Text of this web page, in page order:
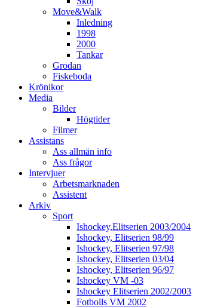
Move&Walk
Inledning
1998
2000
Tankar
Grodan
Fiskeboda
Krönikor
Media
Bilder
Högtider
Filmer
Assistans
Ass allmän info
Ass frågor
Intervjuer
Arbetsmarknaden
Assistent
Arkiv
Sport
Ishockey,Elitserien 2003/2004
Ishockey, Elitserien 98/99
Ishockey, Elitserien 97/98
Ishockey, Elitserien 03/04
Ishockey, Elitserien 96/97
Ishockey VM -03
Ishockey Elitserien 2002/2003
Fotbolls VM 2002